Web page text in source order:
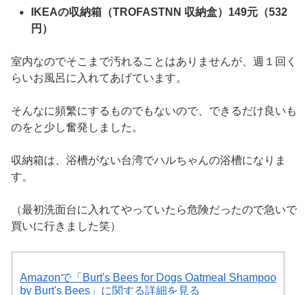
IKEAの収納箱（TROFASTNN 収納盒）149元（532
円）
室内なのでそこまで汚れることはありませんが、週１回く
らいお風呂に入れてあげています。
そんなに頻繁にするものでもないので、できるだけ良いも
のをと少し奮発しました。
収納箱は、浴槽がない台湾でハルちゃんの浴槽になりま
す。
（最初洗面台に入れてやっていたら危険だったので急いで
買いに行きました笑）
Amazonで「Burt's Bees for Dogs Oatmeal Shampoo
by Burt's Bees」に関する詳細を見る